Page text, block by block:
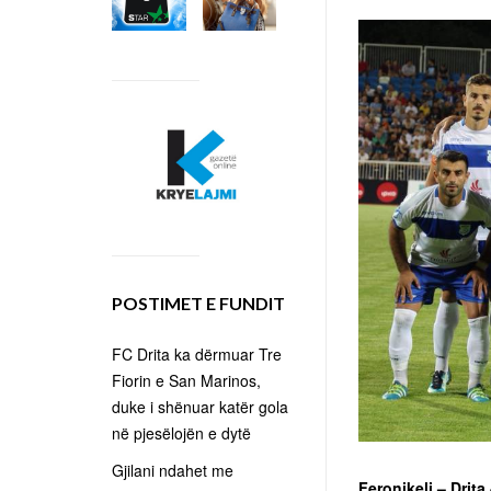
POSTIMET E FUNDIT
FC Drita ka dërmuar Tre
Fiorin e San Marinos,
duke i shënuar katër gola
në pjesëlojën e dytë
Gjilani ndahet me